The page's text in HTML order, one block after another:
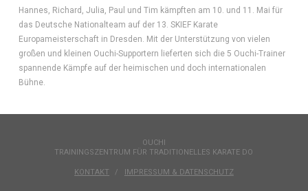
Hannes, Richard, Julia, Paul und Tim kämpften am 10. und 11. Mai für
das Deutsche Nationalteam auf der 13. SKIEF Karate
Europameisterschaft in Dresden. Mit der Unterstützung von vielen
großen und kleinen Ouchi-Supportern lieferten sich die 5 Ouchi-Trainer
spannende Kämpfe auf der heimischen und doch internationalen
Bühne.
OUCHI
TRAININGSZENTRUM FÜR TRADITIONELLES KARATE DO
KONTAKT IMPRESSUM & DATENSCHUTZ